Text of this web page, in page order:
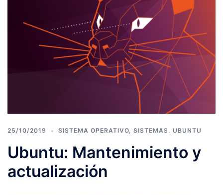
25/10/2019 SISTEMA OPERATIVO SISTEMAS UBUNTU
Ubuntu: Mantenimiento y
actualización